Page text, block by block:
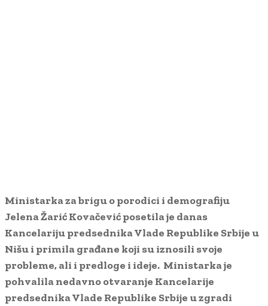
Ministarka za brigu o porodici i demografiju
Jelena Žarić Kovačević posetila je danas
Kancelariju predsednika Vlade Republike Srbije u
Nišu i primila građane koji su iznosili svoje
probleme, ali i predloge i ideje. Ministarka je
pohvalila nedavno otvaranje Kancelarije
predsednika Vlade Republike Srbije u zgradi